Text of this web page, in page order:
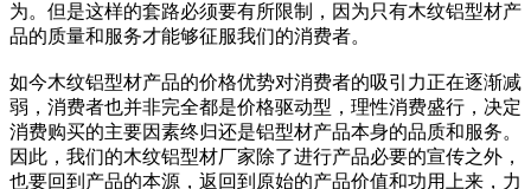
为。但是这样的套路必须要有所限制，因为只有木纹铝型材产
品的质量和服务才能够征服我们的消费者。
如今木纹铝型材产品的价格优势对消费者的吸引力正在逐渐减
弱，消费者也并非完全都是价格驱动型，理性消费盛行，决定
消费购买的主要因素终归还是铝型材产品本身的品质和服务。
因此，我们的木纹铝型材厂家除了进行产品必要的宣传之外，
也要回到产品的本源，返回到原始的产品价值和功用上来，力